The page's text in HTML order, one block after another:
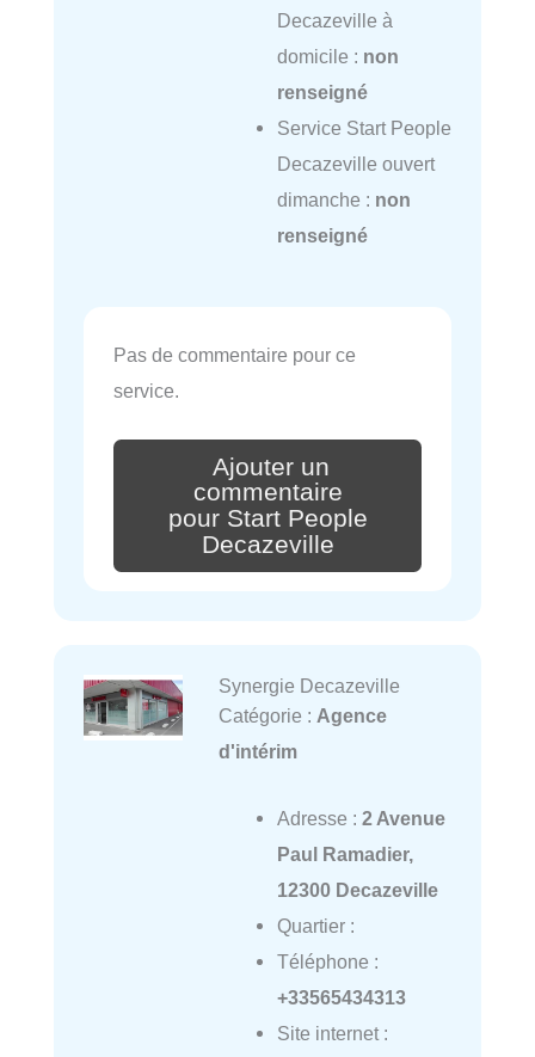
Decazeville à
domicile : non
renseigné
Service Start People
Decazeville ouvert
dimanche : non
renseigné
Pas de commentaire pour ce
service.
Ajouter un
commentaire
pour Start People
Decazeville
Synergie Decazeville
Catégorie : Agence
d'intérim
Adresse : 2 Avenue
Paul Ramadier,
12300 Decazeville
Quartier :
Téléphone :
+33565434313
Site internet :